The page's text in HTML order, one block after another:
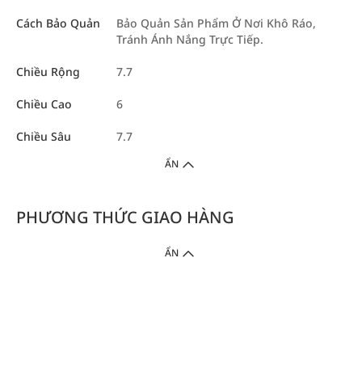
Cách Bảo Quản
Bảo Quản Sản Phẩm Ở Nơi Khô Ráo,
Tránh Ánh Nắng Trực Tiếp.
Chiều Rộng 7.7
Chiều Cao 6
Chiều Sâu 7.7
ẨN
PHƯƠNG THỨC GIAO HÀNG
ẨN